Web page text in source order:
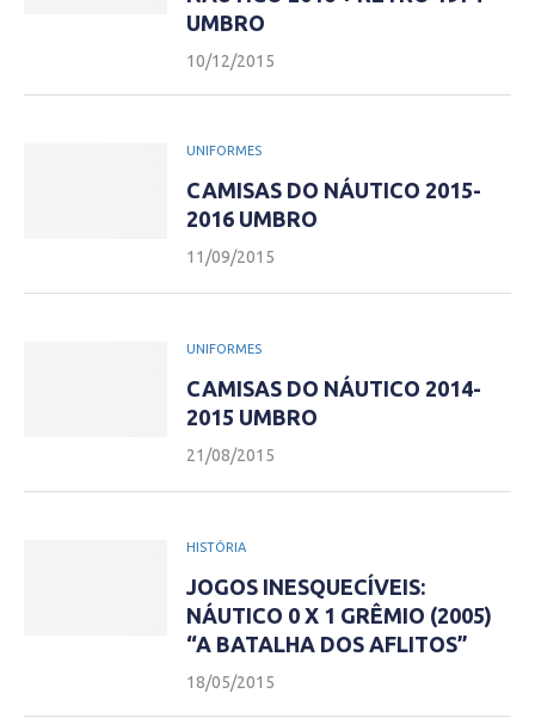
UMBRO
10/12/2015
UNIFORMES
CAMISAS DO NÁUTICO 2015-
2016 UMBRO
11/09/2015
UNIFORMES
CAMISAS DO NÁUTICO 2014-
2015 UMBRO
21/08/2015
HISTÓRIA
JOGOS INESQUECÍVEIS:
NÁUTICO 0 X 1 GRÊMIO (2005)
“A BATALHA DOS AFLITOS”
18/05/2015